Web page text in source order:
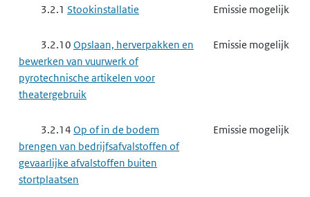
3.2.1 Stookinstallatie Emissie mogelijk
3.2.10 Opslaan, herverpakken en
bewerken van vuurwerk of
pyrotechnische artikelen voor
theatergebruik
Emissie mogelijk
3.2.14 Op of in de bodem
brengen van bedrijfsafvalstoffen of
gevaarlijke afvalstoffen buiten
stortplaatsen
Emissie mogelijk